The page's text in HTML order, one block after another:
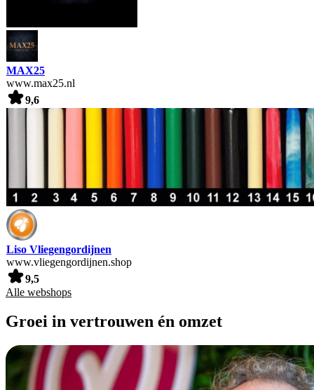
MAX25
www.max25.nl
9,6
Liso Vliegengordijnen
www.vliegengordijnen.shop
9,5
Alle webshops
Groei in vertrouwen én omzet